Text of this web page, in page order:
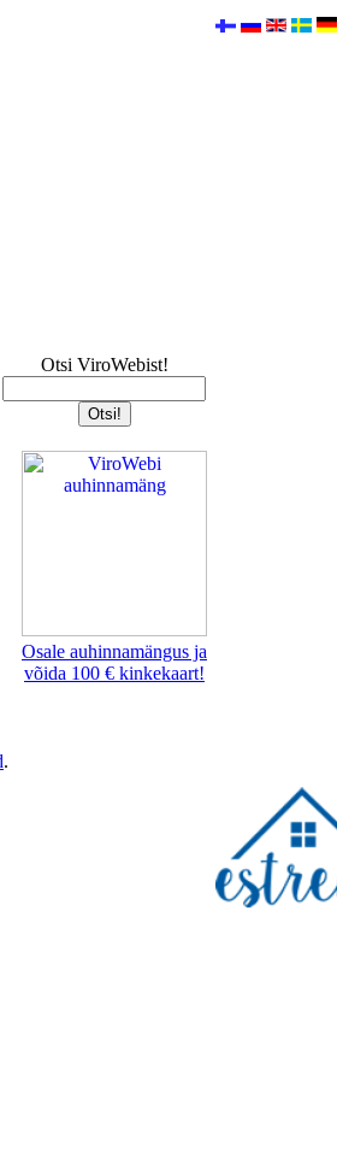
Otsi ViroWebist!
.
Osale auhinnamängus ja
võida 100 € kinkekaart!